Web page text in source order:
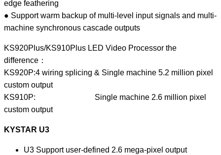
edge feathering
● Support warm backup of multi-level input signals and multi-
machine synchronous cascade outputs
KS920Plus/KS910Plus LED Video Processor the
difference：
KS920P:4 wiring splicing & Single machine 5.2 million pixel
custom output
KS910P: Single machine 2.6 million pixel
custom output
KYSTAR U3
U3 Support user-defined 2.6 mega-pixel output